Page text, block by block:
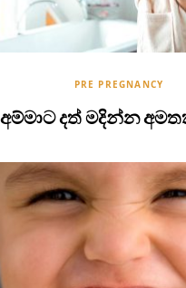
PRE PREGNANCY
අම්මාට දත් මදින්න